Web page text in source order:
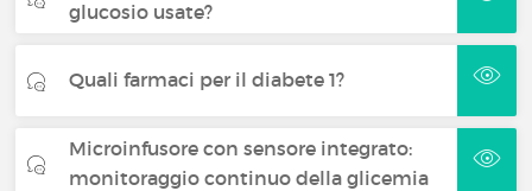
glucosio usate?
Quali farmaci per il diabete 1?
Microinfusore con sensore integrato:
monitoraggio continuo della glicemia